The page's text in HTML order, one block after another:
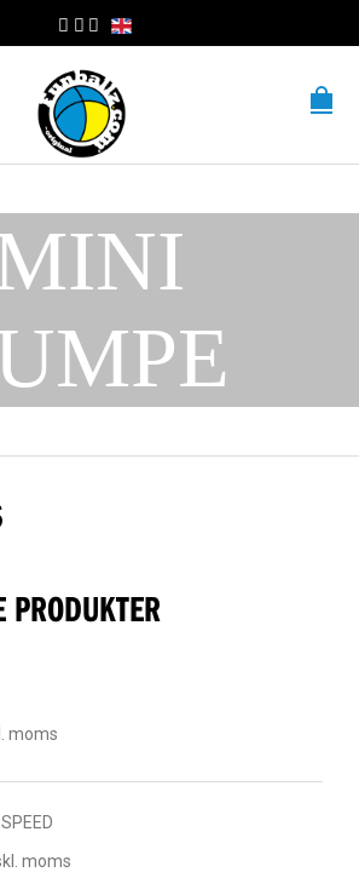
PRODUKTER
moms
moms